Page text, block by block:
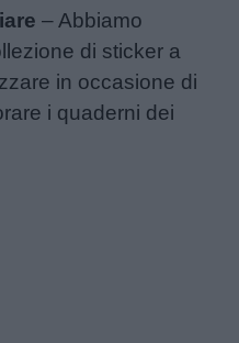
– Abbiamo
di sticker a
in occasione di
i quaderni dei